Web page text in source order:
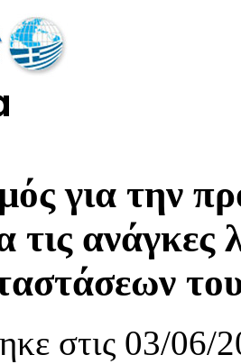
για την
τις ανάγκες
στις 03/06/